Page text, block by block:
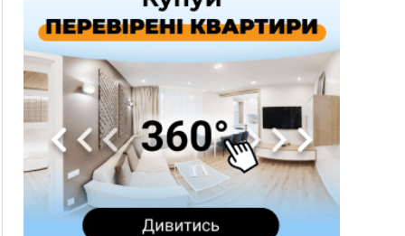
На Снятинщині спіймали чоловіка, який зливав
з цистерни у полі невідому речовину
12:29
У МОЗ змінили підхід до госпіталізації та
оновили правила роботи стаціонарів
12:07
На межі Прикарпаття і Тернопільщини невідомі
засипали русло Золотої Липи та облаштували
переправу
11:44
У Франківську та Яремче зафіксували нові
температурні рекорди
Росія вдарила по Харкову "Бандероллю": є
постраждалі, пошкоджено цивільне
підприємство